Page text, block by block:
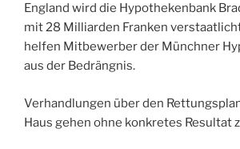
England wird die Hypothekenbank
mit 28 Milliarden Franken
helfen Mitbewerber der Münchner
aus der Bedrängnis.
Verhandlungen über den
Haus gehen ohne konkretes Resultat